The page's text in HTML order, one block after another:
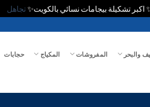
اكبر تشكيلة بيجامات نسائي بالكويت✨تجاهل
والبحر المفروشات المكياج حجابات